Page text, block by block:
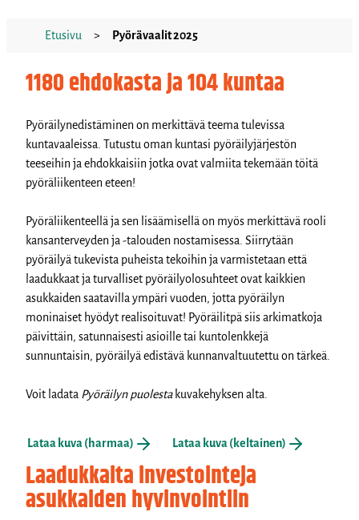
Etusivu > Pyörävaalit 2025
1180 ehdokasta ja 104 kuntaa
Pyöräilynedistäminen on merkittävä teema tulevissa
kuntavaaleissa. Tutustu oman kuntasi pyöräilyjärjestön
teeseihin ja ehdokkaisiin jotka ovat valmiita tekemään töitä
pyöräliikenteen eteen!
Pyöräliikenteellä ja sen lisäämisellä on myös merkittävä rooli
kansanterveyden ja -talouden nostamisessa. Siirrytään
pyöräilyä tukevista puheista tekoihin ja varmistetaan että
laadukkaat ja turvalliset pyöräilyolosuhteet ovat kaikkien
asukkaiden saatavilla ympäri vuoden, jotta pyöräilyn
moninaiset hyödyt realisoituvat! Pyöräilitpä siis arkimatkoja
päivittäin, satunnaisesti asioille tai kuntolenkkejä
sunnuntaisin, pyöräilyä edistävä kunnanvaltuutettu on tärkeä.
Voit ladata Pyöräilyn puolestakuvakehyksen alta.
Lataa kuva (harmaa) Lataa kuva (keltainen)
Laadukkaita investointeja
asukkaiden hyvinvointiin